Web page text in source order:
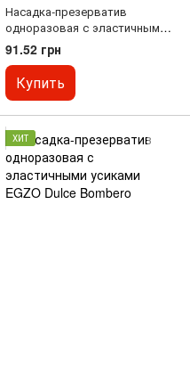
Насадка-презерватив
одноразовая с эластичными
усиками и шариками EGZO
Uncle Bob
91.52 грн
Купить
ХИТ